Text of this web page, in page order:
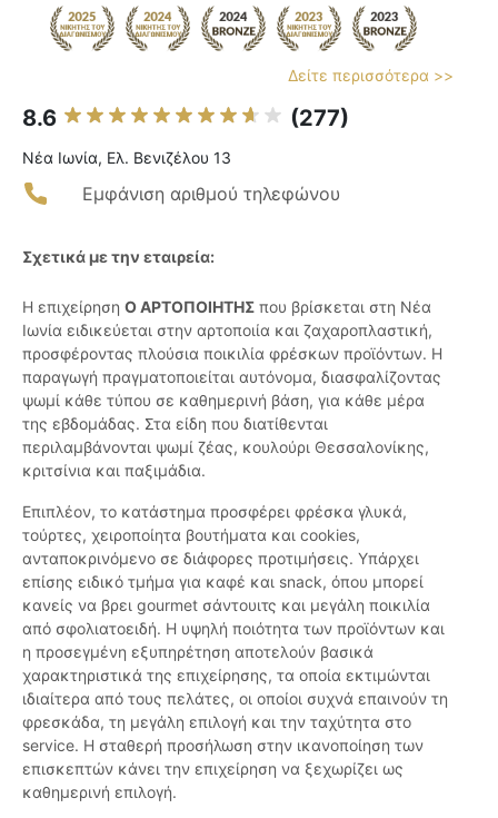
Δείτε περισσότερα >>
8.6 (277)
Νέα Ιωνία, Ελ. Βενιζέλου 13
Εμφάνιση αριθμού τηλεφώνου
Σχετικά με την εταιρεία:
Η επιχείρηση Ο ΑΡΤΟΠΟΙΗΤΗΣ που βρίσκεται στη Νέα
Ιωνία ειδικεύεται στην αρτοποιία και ζαχαροπλαστική,
προσφέροντας πλούσια ποικιλία φρέσκων προϊόντων. Η
παραγωγή πραγματοποιείται αυτόνομα, διασφαλίζοντας
ψωμί κάθε τύπου σε καθημερινή βάση, για κάθε μέρα
της εβδομάδας. Στα είδη που διατίθενται
περιλαμβάνονται ψωμί ζέας, κουλούρι Θεσσαλονίκης,
κριτσίνια και παξιμάδια.
Επιπλέον, το κατάστημα προσφέρει φρέσκα γλυκά,
τούρτες, χειροποίητα βουτήματα και cookies,
ανταποκρινόμενο σε διάφορες προτιμήσεις. Υπάρχει
επίσης ειδικό τμήμα για καφέ και snack, όπου μπορεί
κανείς να βρει gourmet σάντουιτς και μεγάλη ποικιλία
από σφολιατοειδή. Η υψηλή ποιότητα των προϊόντων και
η προσεγμένη εξυπηρέτηση αποτελούν βασικά
χαρακτηριστικά της επιχείρησης, τα οποία εκτιμώνται
ιδιαίτερα από τους πελάτες, οι οποίοι συχνά επαινούν τη
φρεσκάδα, τη μεγάλη επιλογή και την ταχύτητα στο
service. Η σταθερή προσήλωση στην ικανοποίηση των
επισκεπτών κάνει την επιχείρηση να ξεχωρίζει ως
καθημερινή επιλογή.